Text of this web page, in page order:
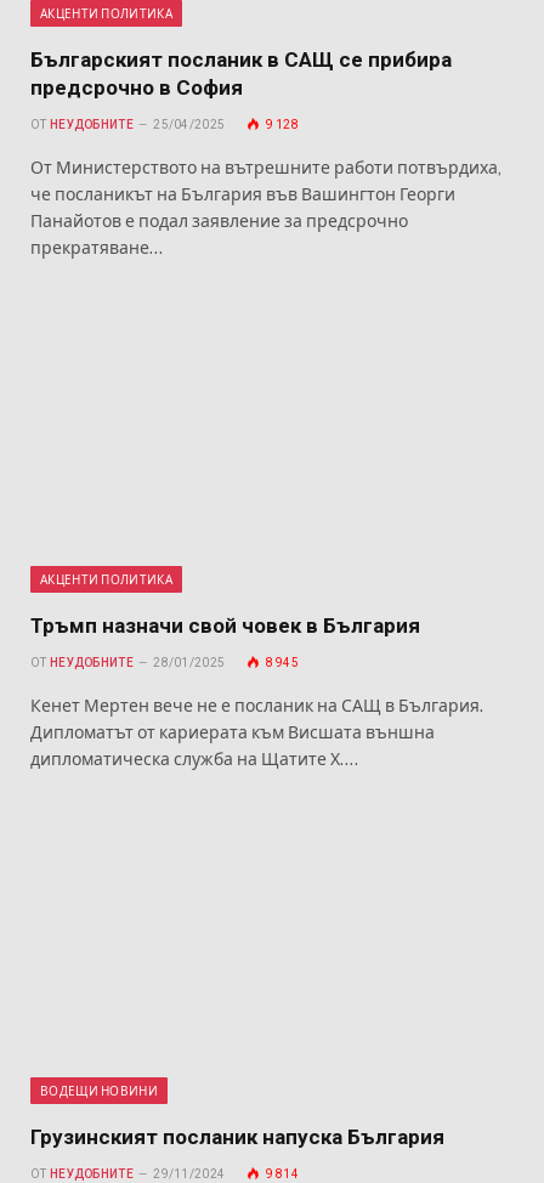
АКЦЕНТИ ПОЛИТИКА
Българският посланик в САЩ се прибира
предсрочно в София
ОТ НЕУДОБНИТЕ 25/04/2025 9 128
От Министерството на вътрешните работи потвърдиха,
че посланикът на България във Вашингтон Георги
Панайотов е подал заявление за предсрочно
прекратяване…
АКЦЕНТИ ПОЛИТИКА
Тръмп назначи свой човек в България
ОТ НЕУДОБНИТЕ 28/01/2025 8 945
Кенет Мертен вече не е посланик на САЩ в България.
Дипломатът от кариерата към Висшата външна
дипломатическа служба на Щатите Х.…
ВОДЕЩИ НОВИНИ
Грузинският посланик напуска България
ОТ НЕУДОБНИТЕ 29/11/2024 9 814